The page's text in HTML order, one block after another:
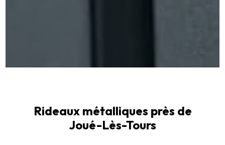
Rideaux métalliques près de
Joué-Lès-Tours